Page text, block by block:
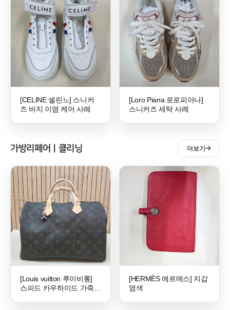
[CELINE 셀린느] 스니커
즈 바지 이염 케어 사례
[Loro Piana 로로피아나]
스니커즈 세탁 사례
가방리페어ㅣ클리닝 더보기
[Louis vuitton 루이비통]
스피드 카우하이드 가죽
[HERMÈS 에르메스] 지갑
염색